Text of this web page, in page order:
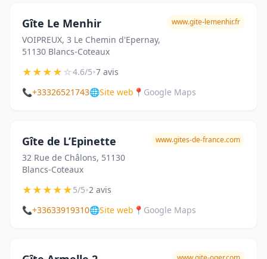
Gîte Le Menhir
VOIPREUX, 3 Le Chemin d'Epernay,
51130 Blancs-Coteaux
www.gite-lemenhir.fr
★★★★☆4.6/5•7 avis
📞+33326521743🌐Site web 📍 Google Maps
Gîte de L’Epinette
32 Rue de Châlons, 51130
Blancs-Coteaux
www.gites-de-france.com
★★★★★5/5•2 avis
📞+33633919310🌐Site web 📍 Google Maps